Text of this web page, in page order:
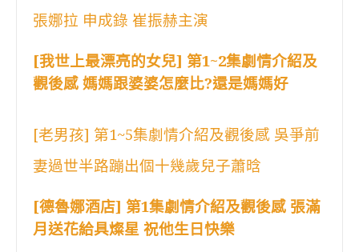
張娜拉 申成錄 崔振赫主演
[我世上最漂亮的女兒] 第1~2集劇情介紹及
觀後感 媽媽跟婆婆怎麼比?還是媽媽好
[老男孩] 第1~5集劇情介紹及觀後感 吳爭前
妻過世半路蹦出個十幾歲兒子蕭晗
[德魯娜酒店] 第1集劇情介紹及觀後感 張滿
月送花給具燦星 祝他生日快樂